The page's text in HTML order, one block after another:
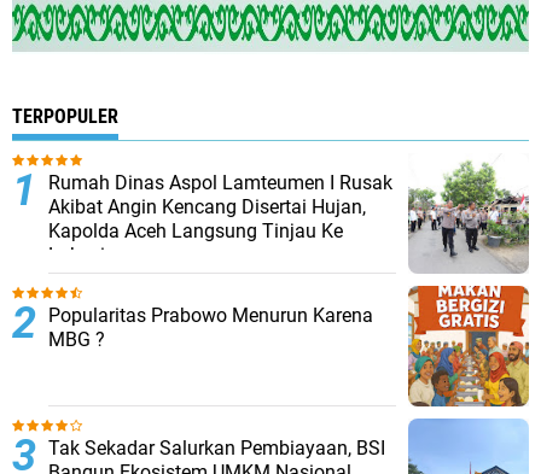
TERPOPULER
Rumah Dinas Aspol Lamteumen I Rusak
Akibat Angin Kencang Disertai Hujan,
Kapolda Aceh Langsung Tinjau Ke
Lokasi
Popularitas Prabowo Menurun Karena
MBG ?
Tak Sekadar Salurkan Pembiayaan, BSI